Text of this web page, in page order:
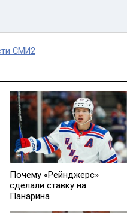
СМИ2
Почему «Рейнджерс»
сделали ставку на
Панарина